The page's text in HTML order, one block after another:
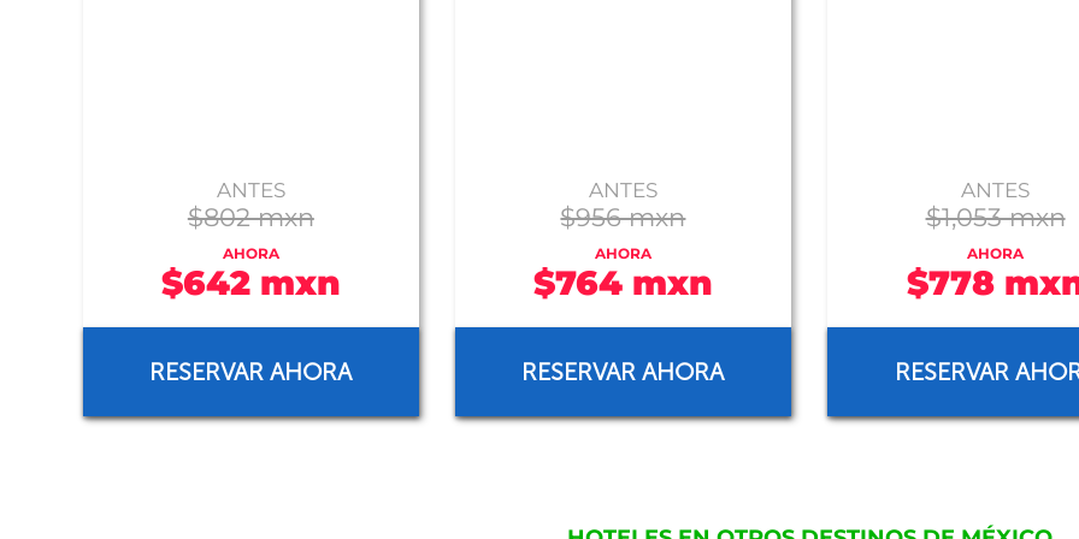
ANTES
$802 mxn
AHORA
$642 mxn
RESERVAR AHORA
ANTES
$956 mxn
AHORA
$764 mxn
RESERVAR AHORA
ANTES
$1,053 mxn
AHORA
$778
RESERVAR